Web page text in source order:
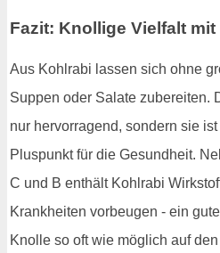
Fazit: Knollige Vielfalt
Aus Kohlrabi lassen sich ohne
Suppen oder Salate zubereiten.
nur hervorragend, sondern sie
Pluspunkt für die Gesundheit.
C und B enthält Kohlrabi
Krankheiten vorbeugen - ein
Knolle so oft wie möglich auf